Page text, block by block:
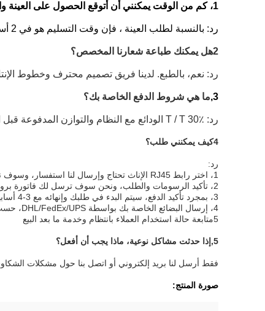
1، كم من الوقت يمكنني أن أتوقع الحصول على العينة والطلب الجماعي.
رد: بالنسبة لطلب العينة ، فإن وقت التسليم هو في 2 أسابيع ؛ وبالنسبة للطلب الجماعي ، فإن وقت التسليم هو في 3-4 أسابيع. يعتمد ذلك على كميتك ومخزوننا.
2هل يمكنك طباعة شعارنا المخصص؟
رد: نعم، بالطبع. لدينا فريق تصميم محترف وخطوط
3, ما هي شروط الدفع الخاصة بك؟
رد: T / T 30٪ الودائع مع النظام والتوازن المدفوعة قبل الشحن ؛ بايبال على ما يرام ، و L / C مقبولة عندما يكون المبلغ الإجمالي أكثر من 10 دولار أمريكي ،000.
4كيف يمكنني طلب؟
رد:
1، اختر رابط RJ45 الإناث تحتاج وإرسال لنا استفسار، وسوف نرد في غضون 24 ساعة.
2، تأكيد الرسومات والطلب، ونحن سوف ترسل لك فاتورة بروفارما بالنسبة لك للقيام بالدفع.
3، بمجرد تأكيد الدفع، سيتم البدء في طلبك وإنهائه مع 3-4 أسابيع يعتمد على كميتك.
4، إرسال البضائع الخاصة بك بواسطة DHL/FedEx/UPS، حسب طلبك.
5متابعة حالة استخدام العملاء بانتظام وخدمة ما بعد البيع
5, إذا حدثت مشاكل نوعية، ماذا يجب أن أفعل؟
فقط أرسل لنا بريد إلكتروني أو اتصل بنا حول مشكلات
صورة المنتج: